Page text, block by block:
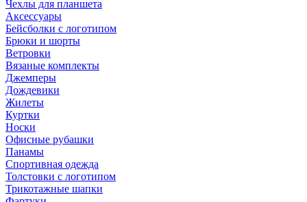
Чехлы для планшета
Аксессуары
Бейсболки с логотипом
Брюки и шорты
Ветровки
Вязаные комплекты
Джемперы
Дождевики
Жилеты
Куртки
Носки
Офисные рубашки
Панамы
Спортивная одежда
Толстовки с логотипом
Трикотажные шапки